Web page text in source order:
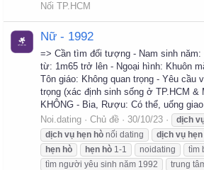
Nối TP.HCM
Nữ - 1992
=> Cần tìm đối tượng - Nam sinh năm:
từ: 1m65 trở lên - Ngoại hình: Khuôn
Tôn giáo: Không quan trọng - Yêu cầu
trọng (xác định sinh sống ở TP.HCM &
KHÔNG - Bia, Rượu: Có thể, uống giao
Noi.dating
Chủ đề 30/10/23 dịch
dịch vụ hẹn hò nối dating dịch vụ hẹn
hẹn hò hẹn hò 1-1 noidating tìm
tìm người yêu sinh năm 1992
trung